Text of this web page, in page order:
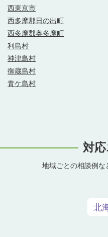
西東京市
西多摩郡日の出町
西多摩郡奥多摩町
利島村
神津島村
御蔵島村
青ケ島村
対
地域ごとの相談例な